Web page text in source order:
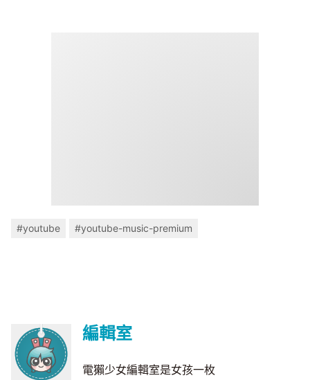
#youtube #youtube-music-premium
編輯室
電獺少女編輯室是女孩一枚